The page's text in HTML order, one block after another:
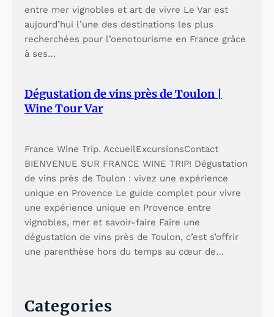
entre mer vignobles et art de vivre Le Var est
aujourd’hui l’une des destinations les plus
recherchées pour l’oenotourisme en France grâce
à ses…
Dégustation de vins près de Toulon |
Wine Tour Var
France Wine Trip. AccueilExcursionsContact
BIENVENUE SUR FRANCE WINE TRIP! Dégustation
de vins près de Toulon : vivez une expérience
unique en Provence Le guide complet pour vivre
une expérience unique en Provence entre
vignobles, mer et savoir-faire Faire une
dégustation de vins près de Toulon, c’est s’offrir
une parenthèse hors du temps au cœur de…
Categories